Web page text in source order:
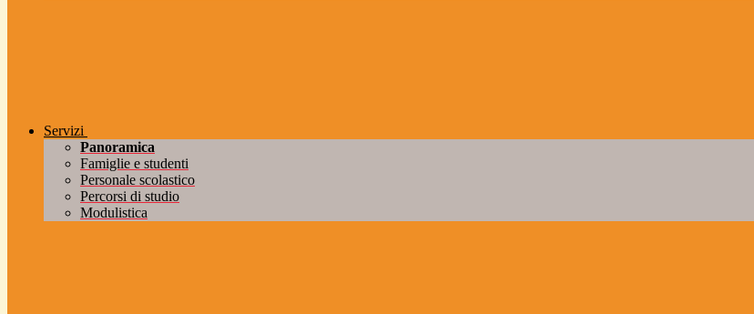
Servizi
Panoramica
Famiglie e studenti
Personale scolastico
Percorsi di studio
Modulistica